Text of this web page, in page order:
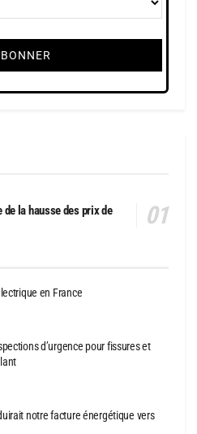
la hausse des prix de
en France
d’urgence pour fissures et
notre facture énergétique vers